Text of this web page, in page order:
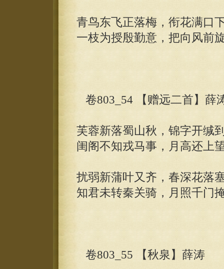
青鸟东飞正落梅，衔花满口
一枝为授殷勤意，把向风前
卷803_54 【赠远二首】薛
芙蓉新落蜀山秋，锦字开缄
闺阁不知戎马事，月高还上
扰弱新蒲叶又齐，春深花落
知君未转秦关骑，月照千门
卷803_55 【秋泉】薛涛